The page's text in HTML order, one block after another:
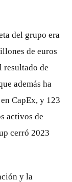
del grupo era
de euros
resultado de
además ha
CapEx, y 123
activos de
cerró 2023
y la